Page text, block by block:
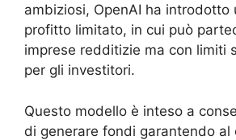
ambiziosi, OpenAI ha introdotto
profitto limitato, in cui può
imprese redditizie ma con limiti
per gli investitori.
Questo modello è inteso a
di generare fondi garantendo al